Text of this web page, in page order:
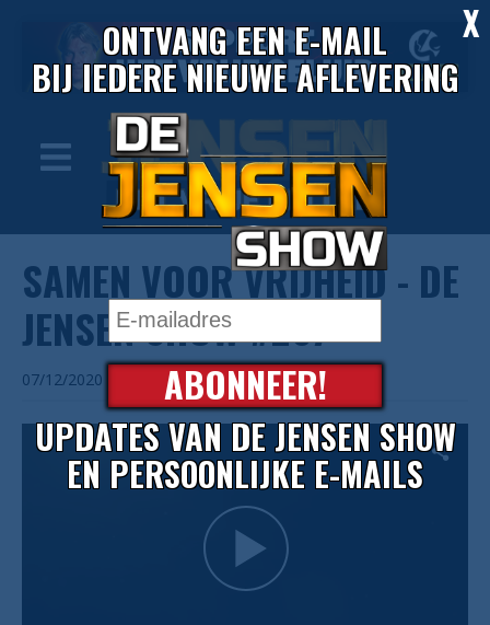
SAMEN VOOR VRIJHEID - DE
JENSEN SHOW #267
07/12/2020
X
ONTVANG EEN E-MAIL
BIJ IEDERE NIEUWE AFLEVERING
ABONNEER!
UPDATES VAN DE JENSEN SHOW
EN PERSOONLIJKE E-MAILS